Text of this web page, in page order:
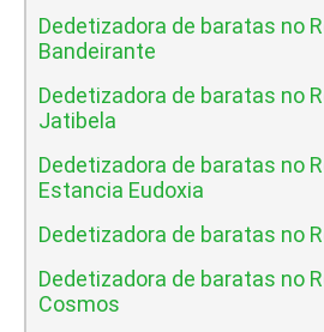
Dedetizadora de baratas no
Bandeirante
Dedetizadora de baratas no
Jatibela
Dedetizadora de baratas no
Estancia Eudoxia
Dedetizadora de baratas no
Dedetizadora de baratas no
Cosmos